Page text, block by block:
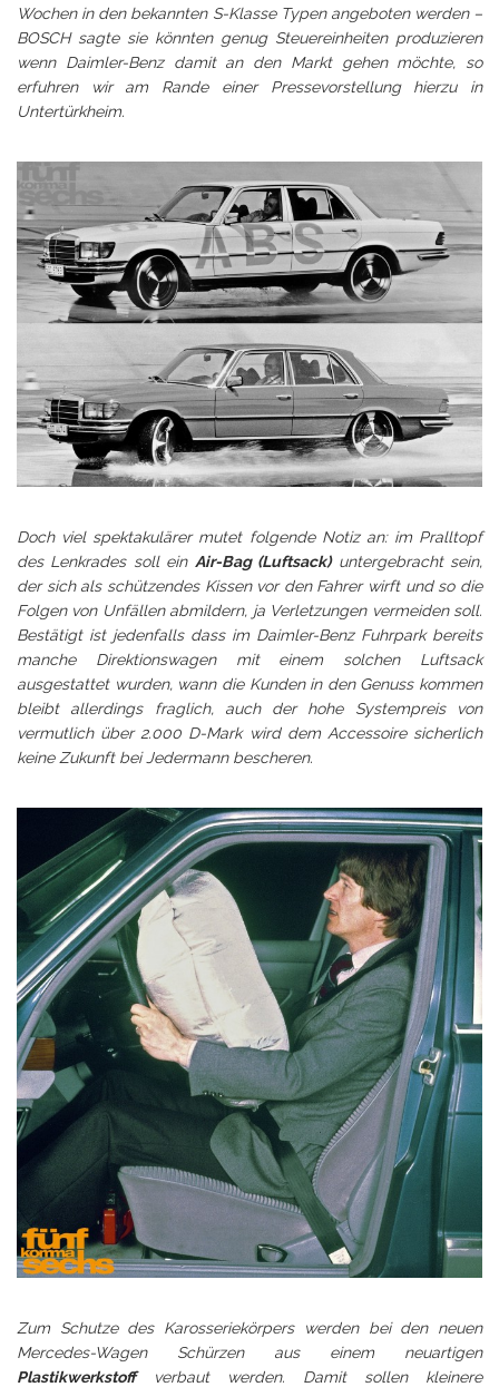
Wochen in den bekannten S-Klasse Typen angeboten werden –
BOSCH sagte sie könnten genug Steuereinheiten produzieren
wenn Daimler-Benz damit an den Markt gehen möchte, so
erfuhren wir am Rande einer Pressevorstellung hierzu in
Untertürkheim.
Doch viel spektakulärer mutet folgende Notiz an: im Pralltopf
des Lenkrades soll ein Air-Bag (Luftsack)untergebracht sein,
der sich als schützendes Kissen vor den Fahrer wirft und so die
Folgen von Unfällen abmildern, ja Verletzungen vermeiden soll.
Bestätigt ist jedenfalls dass im Daimler-Benz Fuhrpark bereits
manche Direktionswagen mit einem solchen Luftsack
ausgestattet wurden, wann die Kunden in den Genuss kommen
bleibt allerdings fraglich, auch der hohe Systempreis von
vermutlich über 2.000 D-Mark wird dem Accessoire sicherlich
keine Zukunft bei Jedermann bescheren.
Zum Schutze des Karosseriekörpers werden bei den neuen
Mercedes-Wagen Schürzen aus einem neuartigen
Plastikwerkstoffverbaut werden. Damit sollen kleinere